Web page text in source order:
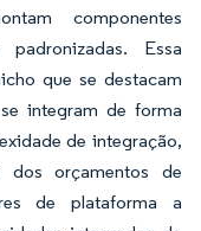
componentes
Essa
que se destacam
integram de forma
de integração,
dos orçamentos de
de plataforma a